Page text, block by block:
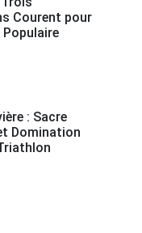
Courent pour
Populaire
: Sacre
Domination